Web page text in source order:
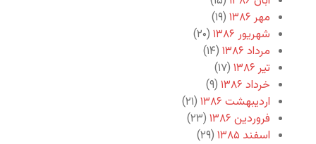
مهر ۱۳۸۶
(۱۹)
شهریور ۱۳۸۶
(۲۰)
مرداد ۱۳۸۶
(۱۴)
تیر ۱۳۸۶
(۱۷)
خرداد ۱۳۸۶
(۹)
اردیبهشت ۱۳۸۶
(۲۱)
فروردین ۱۳۸۶
(۲۳)
اسفند ۱۳۸۵
(۲۹)